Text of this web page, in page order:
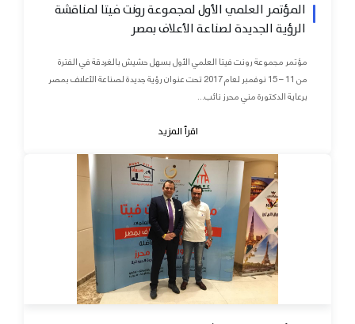
المؤتمر العلمي الأول لمجموعة رونت فيتا لمناقشة
الرؤية الجديدة لصناعة الأعلاف بمصر
مؤتمر مجموعة رونت فيتا العلمي الأول بسهل حشيش بالغردقة في الفترة
من 11 – 15 نوفمبر لعام 2017 تحت عنوان رؤية جديدة لصناعة الأعلاف بمصر
برعاية الدكتورة مني محرز نائب...
اقرأ المزيد